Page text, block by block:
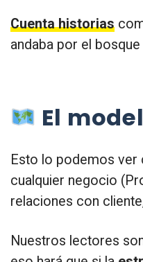
Cuenta historias
andaba por el
El
Esto lo podemos ver
cualquier negocio
relaciones con
Nuestros lectores